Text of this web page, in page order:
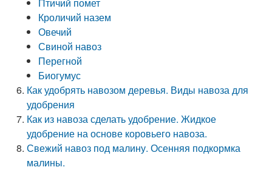
Кроличий назем
Овечий
Свиной навоз
Перегной
Биогумус
Как удобрять навозом деревья. Виды навоза для
удобрения
Как из навоза сделать удобрение. Жидкое
удобрение на основе коровьего навоза.
Свежий навоз под малину. Осенняя подкормка
малины.